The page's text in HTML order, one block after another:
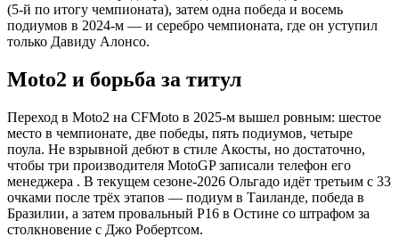
(5-й по итогу чемпионата), затем одна победа и восемь
подиумов в 2024-м — и серебро чемпионата, где он уступил
только Давиду Алонсо.
Moto2 и борьба за титул
Переход в Moto2 на CFMoto в 2025-м вышел ровным: шестое
место в чемпионате, две победы, пять подиумов, четыре
поула. Не взрывной дебют в стиле Акосты, но достаточно,
чтобы три производителя MotoGP записали телефон его
менеджера . В текущем сезоне-2026 Ольгадо идёт третьим с 33
очками после трёх этапов — подиум в Таиланде, победа в
Бразилии, а затем провальный P16 в Остине со штрафом за
столкновение с Джо Робертсом.